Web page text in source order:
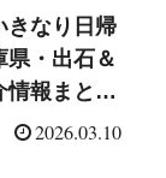
きなり日帰
県・出石＆
情報まとめ
2026.03.10